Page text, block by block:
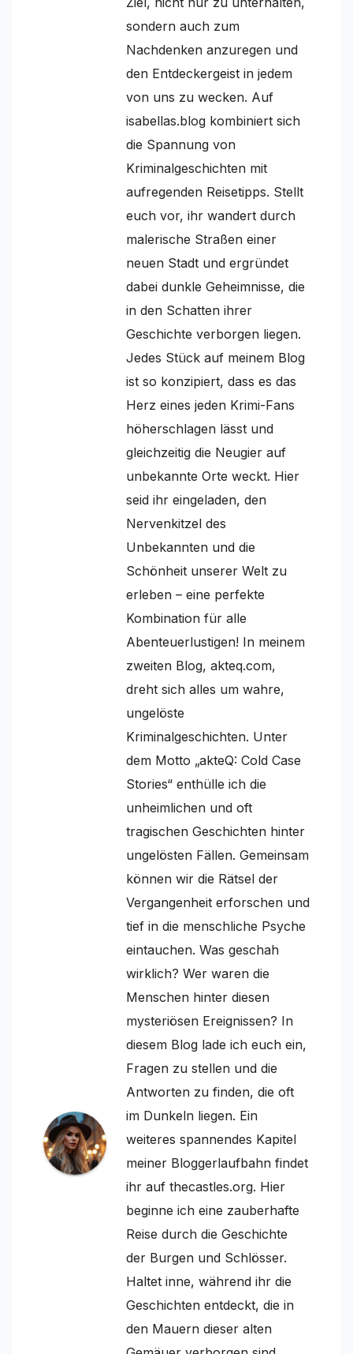
sondern auch zum
Nachdenken anzuregen und
den Entdeckergeist in jedem
von uns zu wecken. Auf
isabellas.blog kombiniert sich
die Spannung von
Kriminalgeschichten mit
aufregenden Reisetipps. Stellt
euch vor, ihr wandert durch
malerische Straßen einer
neuen Stadt und ergründet
dabei dunkle Geheimnisse, die
in den Schatten ihrer
Geschichte verborgen liegen.
Jedes Stück auf meinem Blog
ist so konzipiert, dass es das
Herz eines jeden Krimi-Fans
höherschlagen lässt und
gleichzeitig die Neugier auf
unbekannte Orte weckt. Hier
seid ihr eingeladen, den
Nervenkitzel des
Unbekannten und die
Schönheit unserer Welt zu
erleben – eine perfekte
Kombination für alle
Abenteuerlustigen! In meinem
zweiten Blog, akteq.com,
dreht sich alles um wahre,
ungelöste
Kriminalgeschichten. Unter
dem Motto „akteQ: Cold Case
Stories“ enthülle ich die
unheimlichen und oft
tragischen Geschichten hinter
ungelösten Fällen. Gemeinsam
können wir die Rätsel der
Vergangenheit erforschen und
tief in die menschliche Psyche
eintauchen. Was geschah
wirklich? Wer waren die
Menschen hinter diesen
mysteriösen Ereignissen? In
diesem Blog lade ich euch ein,
Fragen zu stellen und die
Antworten zu finden, die oft
im Dunkeln liegen. Ein
weiteres spannendes Kapitel
meiner Bloggerlaufbahn findet
ihr auf thecastles.org. Hier
beginne ich eine zauberhafte
Reise durch die Geschichte
der Burgen und Schlösser.
Haltet inne, während ihr die
Geschichten entdeckt, die in
den Mauern dieser alten